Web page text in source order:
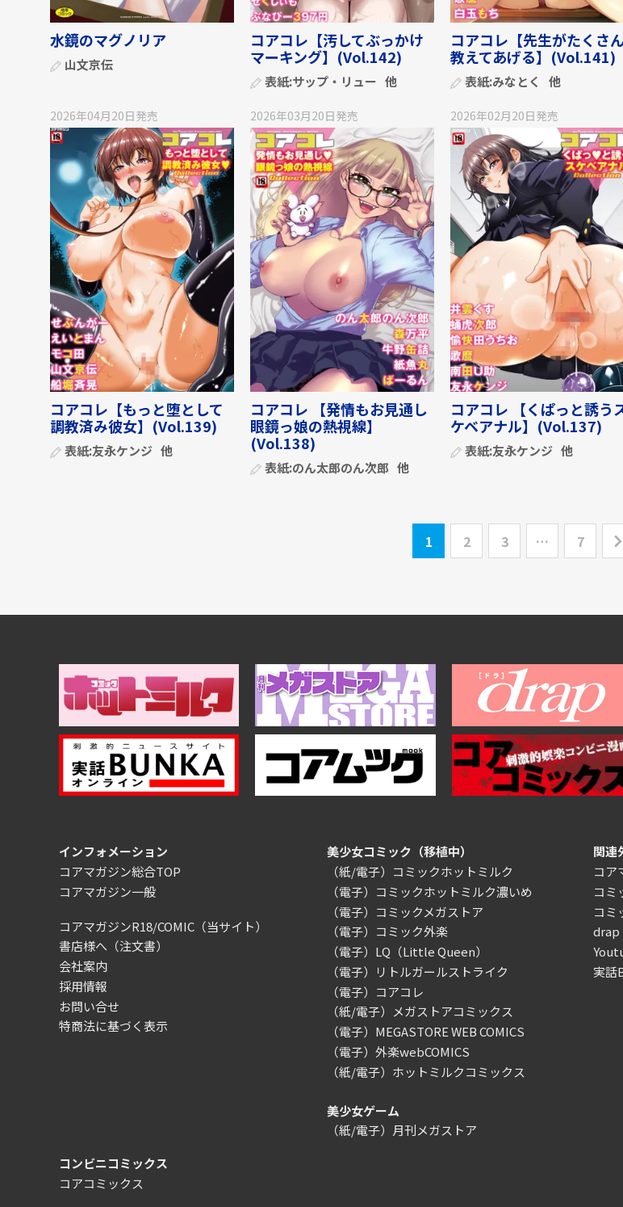
水鏡のマグノリア
山文京伝
コアコレ【汚してぶっかけ
マーキング】(Vol.142)
表紙:サップ・リュー 他
コアコレ【先生がたくさん
教えてあげる】(Vol.141)
表紙:みなとく 他
2026年04月20日発売
コアコレ【もっと堕として
調教済み彼女】(Vol.139)
表紙:友永ケンジ 他
2026年03月20日発売
コアコレ 【発情もお見通し
眼鏡っ娘の熱視線】
(Vol.138)
表紙:のん太郎のん次郎 他
2026年02月20日発売
コアコレ 【くぱっと誘う
ケベアナル】(Vol.137)
表紙:友永ケンジ 他
1 2 3 … 7
インフォメーション
コアマガジン総合TOP
コアマガジン一般
コアマガジンR18/COMIC（当サイト）
書店様へ（注文書）
会社案内
採用情報
お問い合せ
特商法に基づく表示
美少女コミック（移植中）
（紙/電子）コミックホットミルク
（電子）コミックホットミルク濃いめ
（電子）コミックメガストア
（電子）コミック外楽
（電子）LQ（Little Queen）
（電子）リトルガールストライク
（電子）コアコレ
（紙/電子）メガストアコミックス
（電子）MEGASTORE WEB COMICS
（電子）外楽webCOMICS
（紙/電子）ホットミルクコミックス
美少女ゲーム
（紙/電子）月刊メガストア
関連
コア
コミ
コミ
drap
実話
コンビニコミックス
コアコミックス